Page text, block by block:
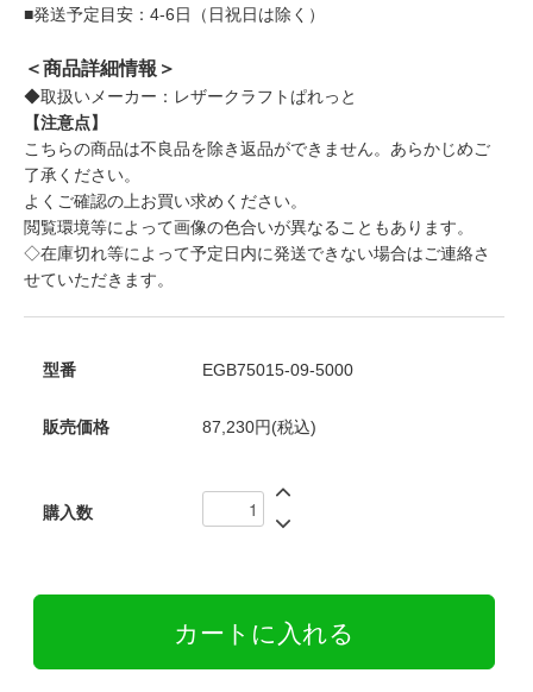
■発送予定目安：4-6日（日祝日は除く）
＜商品詳細情報＞
◆取扱いメーカー：レザークラフトぱれっと
【注意点】
こちらの商品は不良品を除き返品ができません。あらかじめご
了承ください。
よくご確認の上お買い求めください。
閲覧環境等によって画像の色合いが異なることもあります。
◇在庫切れ等によって予定日内に発送できない場合はご連絡さ
せていただきます。
型番 EGB75015-09-5000
販売価格 87,230円(税込)
購入数